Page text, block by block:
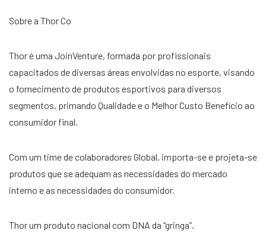
Sobre a Thor Co
Thor é uma JoinVenture, formada por profissionais
capacitados de diversas áreas envolvidas no esporte, visando
o fornecimento de produtos esportivos para diversos
segmentos, primando Qualidade e o Melhor Custo Benefício ao
consumidor final.
Com um time de colaboradores Global, importa-se e projeta-se
produtos que se adequam as necessidades do mercado
interno e as necessidades do consumidor.
Thor um produto nacional com DNA da “gringa”.